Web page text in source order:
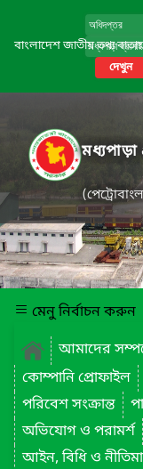
বাংলাদেশ জাতীয় তথ্য
দেখুন
মধ্যপাড়া
মেনু নির্বাচন করুন
আমাদের
কোম্পানি প্রোফাইল
পরিবেশ সংক্রান্ত
অভিযোগ ও পরামর্শ
আইন, বিধি ও